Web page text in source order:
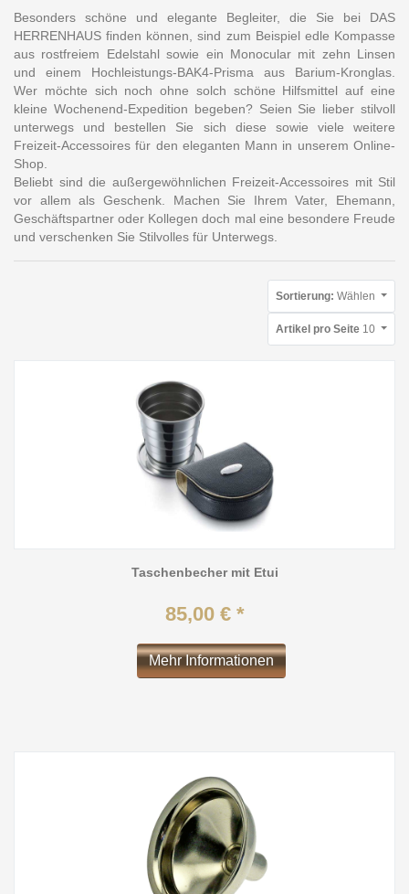
Besonders schöne und elegante Begleiter, die Sie bei DAS
HERRENHAUS finden können, sind zum Beispiel edle Kompasse
aus rostfreiem Edelstahl sowie ein Monocularmit zehn Linsen
und einem Hochleistungs-BAK4-Prisma aus Barium-Kronglas.
Wer möchte sich noch ohne solch schöne Hilfsmittel auf eine
kleine Wochenend-Expedition begeben? Seien Sie lieber stilvoll
unterwegs und bestellen Sie sich diese sowie viele weitere
Freizeit-Accessoires für den eleganten Mann in unserem Online-
Shop.
Beliebt sind die außergewöhnlichen Freizeit-Accessoires mit Stil
vor allem als Geschenk. Machen Sie Ihrem Vater, Ehemann,
Geschäftspartner oder Kollegen doch mal eine besondere Freude
und verschenken Sie Stilvolles für Unterwegs.
Sortierung: Wählen
Artikel pro Seite 10
Taschenbecher mit Etui
85,00 € *
Mehr Informationen